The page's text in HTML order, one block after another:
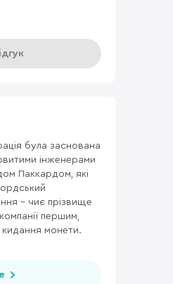
РУЛІ ТА ГЕЙМПАДИ
була заснована
інженерами
Паккардом, які
– чиє прізвище
першим,
монети.